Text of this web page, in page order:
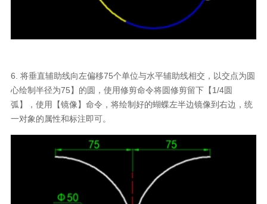
6. 将垂直辅助线向左偏移75个单位与水平辅助线相交，以交点为圆
心绘制半径为75】的圆，使用修剪命令将圆修剪留下【1/4圆
弧】，使用【镜像】命令，将绘制好的蝴蝶左半边镜像到右边，统
一对象的属性和标注即可。